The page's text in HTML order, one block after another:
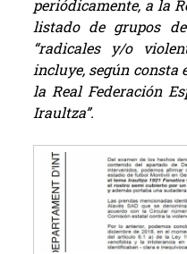
periódicamente, a la
listado de grupos
“radicales y/o
incluye, según consta
la Real Federación
Iraultza”.